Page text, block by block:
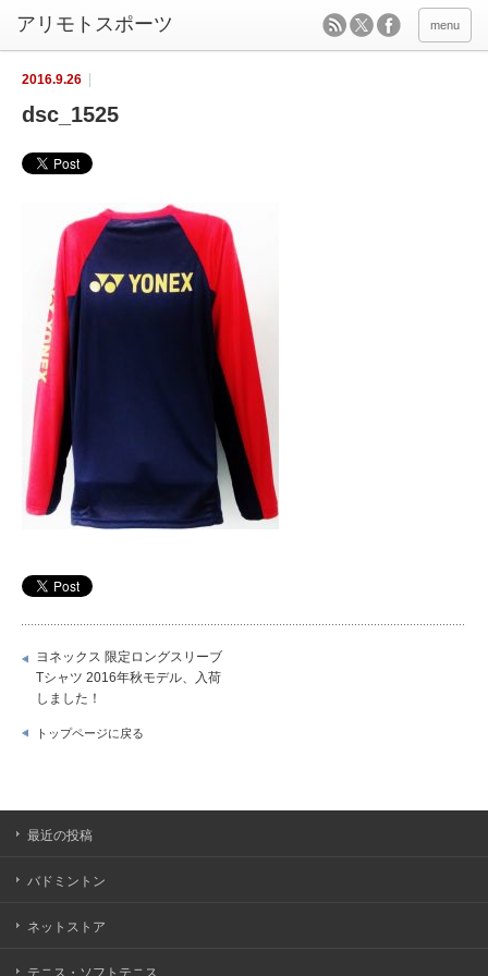
menu
2016.9.26
dsc_1525
ヨネックス 限定ロングスリーブ
Tシャツ 2016年秋モデル、入荷
しました！
トップページに戻る
最近の投稿
バドミントン
ネットストア
テニス・ソフトテニス